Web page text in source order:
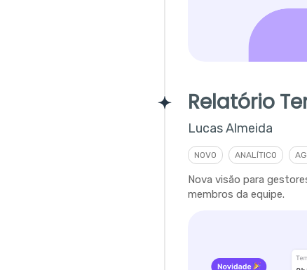
Relatório
Lucas Almeida
NOVO ANALÍTICO
Nova visão para
membros da equipe.